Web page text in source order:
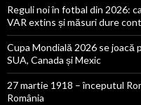
Reguli noi în fotbal din 2026:
VAR extins și măsuri dure
Cupa Mondială 2026 se joacă
SUA, Canada și Mexic
27 martie 1918 – începutul
România